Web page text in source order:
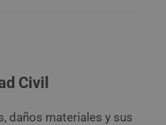
Civil
daños materiales y sus